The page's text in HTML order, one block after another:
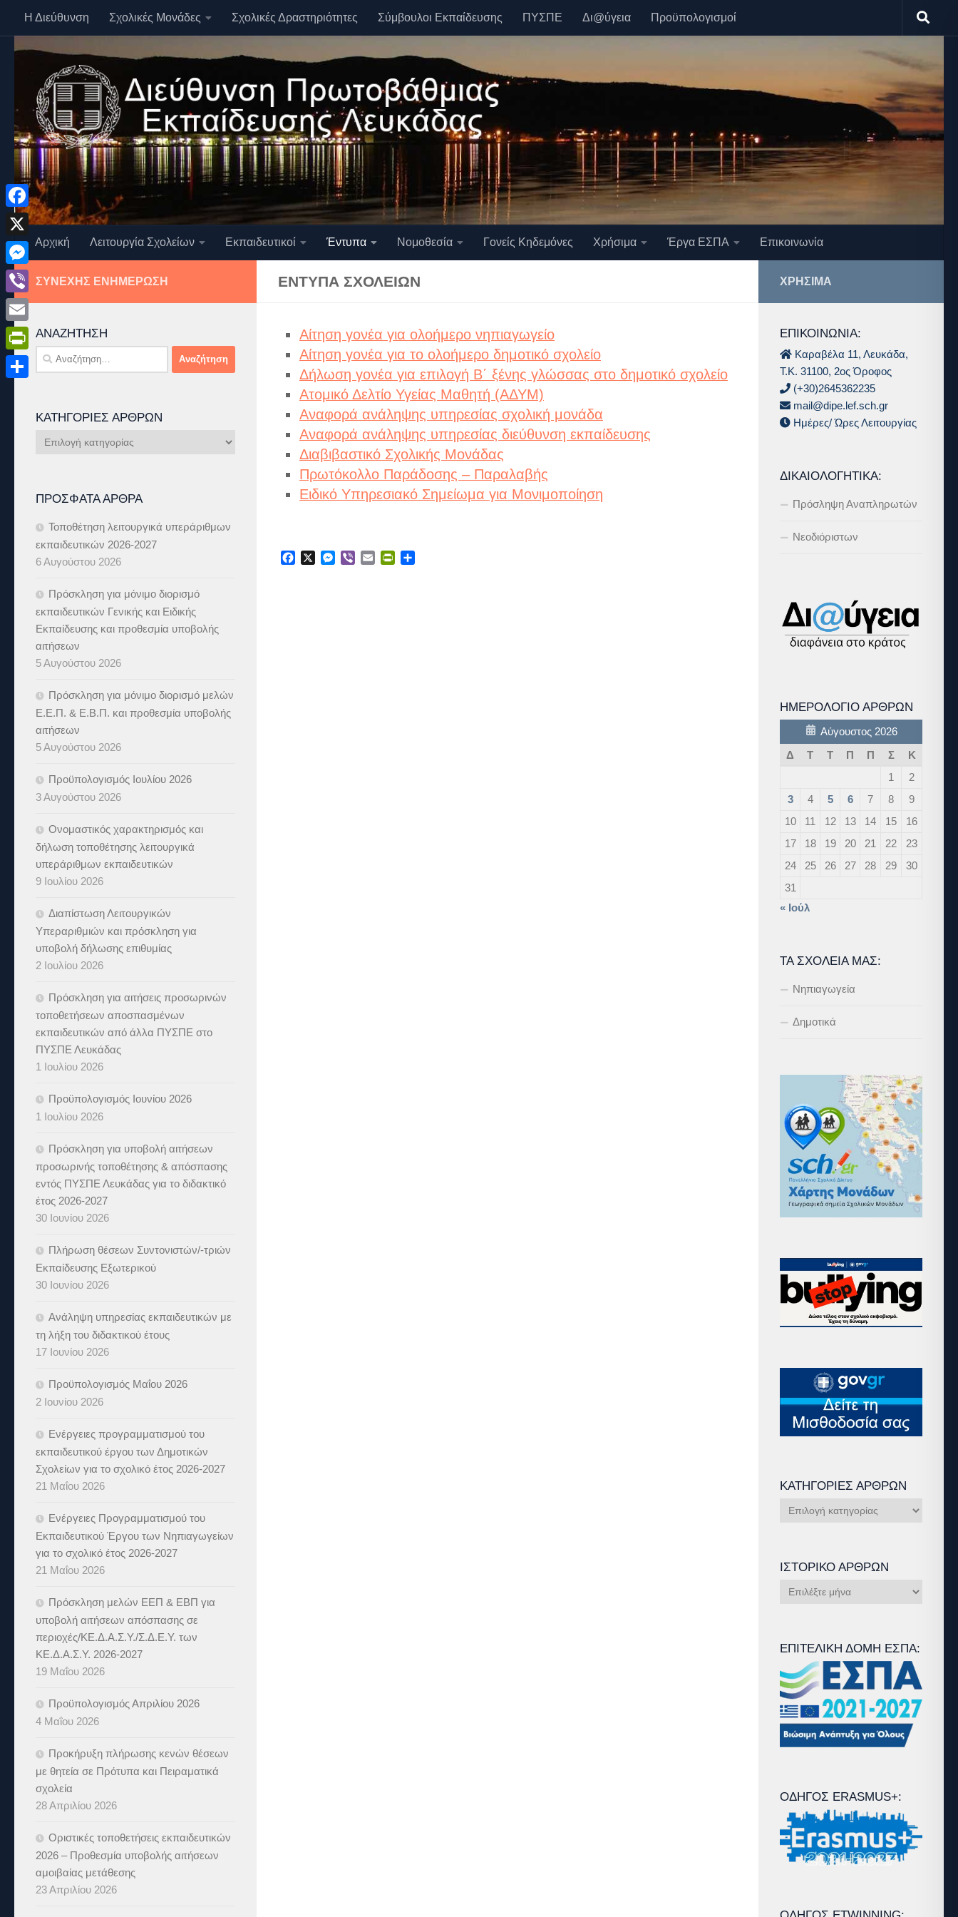
Skip to content
Η Διεύθυνση Σχολικές Μονάδες Σχολικές Δραστηριότητες Σύμβουλοι Εκπαίδευσης ΠΥΣΠΕ Δι@ύγεια Προϋπολογισμοί
Αρχική Λειτουργία Σχολείων Εκπαιδευτικοί Έντυπα Νομοθεσία Γονείς Κηδεμόνες Χρήσιμα Έργα ΕΣΠΑ Επικοινωνία
ΈΝΤΥΠΑ ΣΧΟΛΕΊΩΝ
Αίτηση γονέα για ολοήμερο νηπιαγωγείο
Αίτηση γονέα για το ολοήμερο δημοτικό σχολείο
Δήλωση γονέα για επιλογή Β΄ ξένης γλώσσας στο δημοτικό σχολείο
Ατομικό Δελτίο Υγείας Μαθητή (ΑΔΥΜ)
Αναφορά ανάληψης υπηρεσίας σχολική μονάδα
Αναφορά ανάληψης υπηρεσίας διεύθυνση εκπαίδευσης
Διαβιβαστικό Σχολικής Μονάδας
Πρωτόκολλο Παράδοσης – Παραλαβής
Ειδικό Υπηρεσιακό Σημείωμα για Μονιμοποίηση
FacebookMessenger
Viber EmailPrintFriendly
ΣΥΝΕΧΉΣ ΕΝΗΜΈΡΩΣΗ
ΑΝΑΖΉΤΗΣΗ
Αναζήτηση
για:
ΚΑΤΗΓΟΡΊΕΣ ΆΡΘΡΩΝ
Κατηγορίες
ΠΡΌΣΦΑΤΑ ΆΡΘΡΑ
Τοποθέτηση λειτουργικά υπεράριθμων
εκπαιδευτικών 2026-2027
6 Αυγούστου 2026
Πρόσκληση για μόνιμο διορισμό
εκπαιδευτικών Γενικής και Ειδικής
Εκπαίδευσης και προθεσμία υποβολής
αιτήσεων
5 Αυγούστου 2026
Πρόσκληση για μόνιμο διορισμό μελών
Ε.Ε.Π. & Ε.Β.Π. και προθεσμία υποβολής
αιτήσεων
5 Αυγούστου 2026
Προϋπολογισμός Ιουλίου 2026
3 Αυγούστου 2026
Ονομαστικός χαρακτηρισμός και
δήλωση τοποθέτησης λειτουργικά
υπεράριθμων εκπαιδευτικών
9 Ιουλίου 2026
Διαπίστωση Λειτουργικών
Υπεραριθμιών και πρόσκληση για
υποβολή δήλωσης επιθυμίας
2 Ιουλίου 2026
Πρόσκληση για αιτήσεις προσωρινών
τοποθετήσεων αποσπασμένων
εκπαιδευτικών από άλλα ΠΥΣΠΕ στο
ΠΥΣΠΕ Λευκάδας
1 Ιουλίου 2026
Προϋπολογισμός Ιουνίου 2026
1 Ιουλίου 2026
Πρόσκληση για υποβολή αιτήσεων
προσωρινής τοποθέτησης & απόσπασης
εντός ΠΥΣΠΕ Λευκάδας για το διδακτικό
έτος 2026-2027
30 Ιουνίου 2026
Πλήρωση θέσεων Συντονιστών/-τριών
Εκπαίδευσης Εξωτερικού
30 Ιουνίου 2026
Ανάληψη υπηρεσίας εκπαιδευτικών με
τη λήξη του διδακτικού έτους
17 Ιουνίου 2026
Προϋπολογισμός Μαΐου 2026
2 Ιουνίου 2026
Ενέργειες προγραμματισμού του
εκπαιδευτικού έργου των Δημοτικών
Σχολείων για το σχολικό έτος 2026-2027
21 Μαΐου 2026
Ενέργειες Προγραμματισμού του
Εκπαιδευτικού Έργου των Νηπιαγωγείων
για το σχολικό έτος 2026-2027
21 Μαΐου 2026
Πρόσκληση μελών ΕΕΠ & ΕΒΠ για
υποβολή αιτήσεων απόσπασης σε
περιοχές/ΚΕ.Δ.Α.Σ.Υ./Σ.Δ.Ε.Υ. των
ΚΕ.Δ.Α.Σ.Υ. 2026-2027
19 Μαΐου 2026
Προϋπολογισμός Απριλίου 2026
4 Μαΐου 2026
Προκήρυξη πλήρωσης κενών θέσεων
με θητεία σε Πρότυπα και Πειραματικά
σχολεία
28 Απριλίου 2026
Οριστικές τοποθετήσεις εκπαιδευτικών
2026 – Προθεσμία υποβολής αιτήσεων
αμοιβαίας μετάθεσης
23 Απριλίου 2026
ΧΡΉΣΙΜΑ
ΕΠΙΚΟΙΝΩΝΙΑ:
Καραβέλα 11, Λευκάδα,
Τ.Κ. 31100, 2ος Όροφος
(+30)2645362235
mail@dipe.lef.sch.gr
Ημέρες/ Ώρες Λειτουργίας
ΔΙΚΑΙΟΛΟΓΗΤΙΚΆ:
Πρόσληψη Αναπληρωτών
Νεοδιόριστων
ΗΜΕΡΟΛΌΓΙΟ ΆΡΘΡΩΝ
Αύγουστος 2026
Δ
Τ Τ Π Π Σ
Κ
1
2
3
4 5 6 7 8
9
10
11 12 13 14 15
16
17
18 19 20 21 22
23
24
25 26 27 28 29
30
31
« Ιούλ
ΤΑ ΣΧΟΛΕΊΑ ΜΑΣ:
Νηπιαγωγεία
Δημοτικά
ΚΑΤΗΓΟΡΊΕΣ ΆΡΘΡΩΝ
Κατηγορίες
ΙΣΤΟΡΙΚΌ ΆΡΘΡΩΝ
Ιστορικό
ΕΠΙΤΕΛΙΚΉ ΔΟΜΉ ΕΣΠΑ:
ΟΔΗΓΌΣ ERASMUS+:
Facebook
X
Messenger
Viber
Email
PrintFriendly